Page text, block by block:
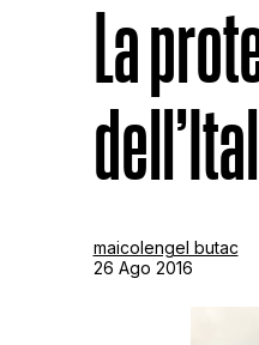
La
maicolengel butac
26 Ago 2016